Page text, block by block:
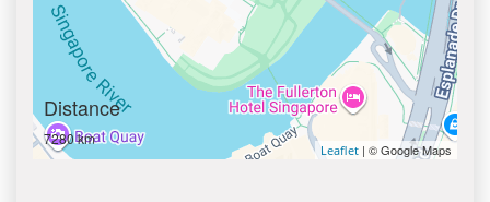
Distance
7280 km
Leaflet | © Google Maps